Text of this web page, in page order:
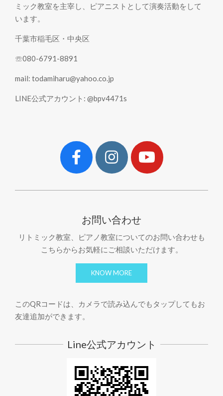
ミック教室を主宰し、ピアニストとして演奏活動をして
います。
千葉市稲毛区・中央区
☏080-6791-8891
mail: todamiharu@yahoo.co.jp
LINE公式アカウント: @bpv4471s
お問い合わせ
リトミック教室、ピアノ教室についてのお問い合わせも
こちらからお気軽にご相談いただけます。
KNOW MORE
このQRコードは、カメラで読み込んでもタップしてもお
友達追加ができます。
Line公式アカウント